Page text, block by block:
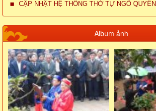
CẬP NHẬT HỆ THỐNG THỜ TỰ NGÔ QUYỀN
Album ảnh